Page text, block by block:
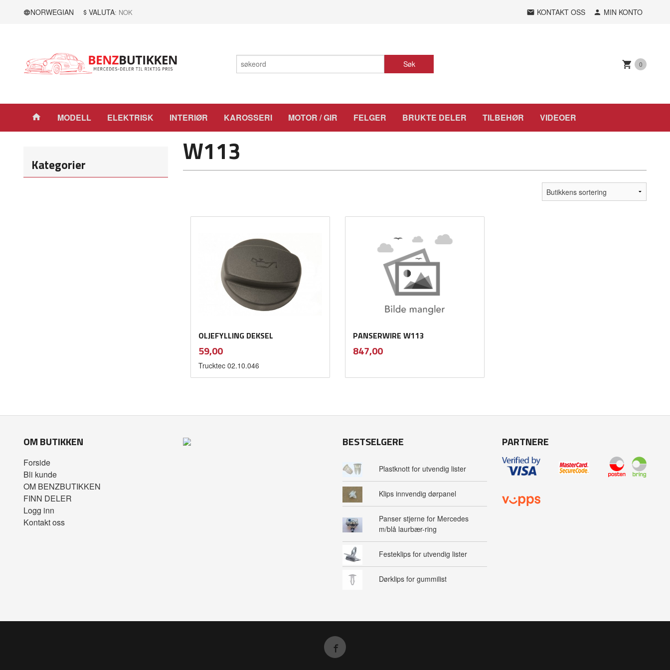
NORWEGIAN VALUTA: NOK KONTAKT OSS MIN KONTO
Søk 0
Produkter
MODELL ELEKTRISK INTERIØR KAROSSERI MOTOR / GIR FELGER BRUKTE DELER TILBEHØR VIDEOER
Kategorier W113
OLJEFYLLING DEKSEL
Pris
59,00mva.
Trucktec 02.10.046
PANSERWIRE W113
Pris
847,00mva.
OM BUTIKKEN
Forside
Bli kunde
OM BENZBUTIKKEN
FINN DELER
Logg inn
Kontakt oss
BESTSELGERE
Plastknott for utvendig lister
Klips innvendig dørpanel
Panser stjerne for Mercedes
m/blå laurbær-ring
Festeklips for utvendig lister
Dørklips for gummilist
PARTNERE